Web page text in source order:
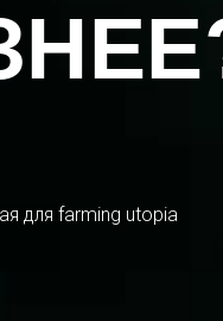
для farming utopia